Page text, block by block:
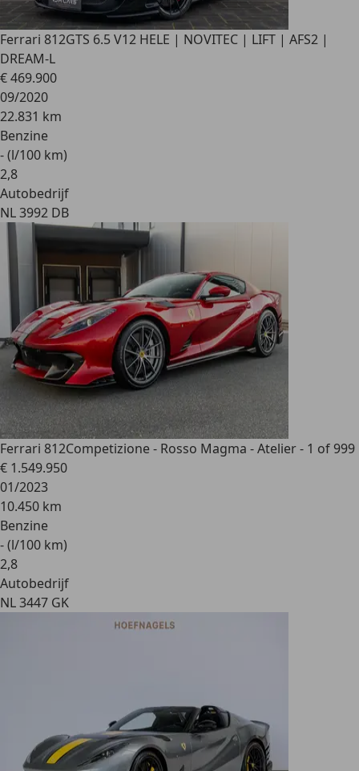
Ferrari 812GTS 6.5 V12 HELE | NOVITEC | LIFT | AFS2 |
DREAM-L
€ 469.900
09/2020
22.831 km
Benzine
- (l/100 km)
2,8
Autobedrijf
NL 3992 DB
Ferrari 812Competizione - Rosso Magma - Atelier - 1 of 999
€ 1.549.950
01/2023
10.450 km
Benzine
- (l/100 km)
2,8
Autobedrijf
NL 3447 GK